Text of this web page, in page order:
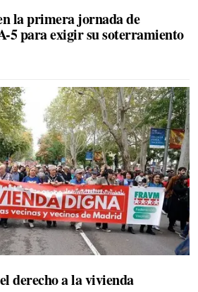
la primera jornada de
5 para exigir su soterramiento
derecho a la vivienda